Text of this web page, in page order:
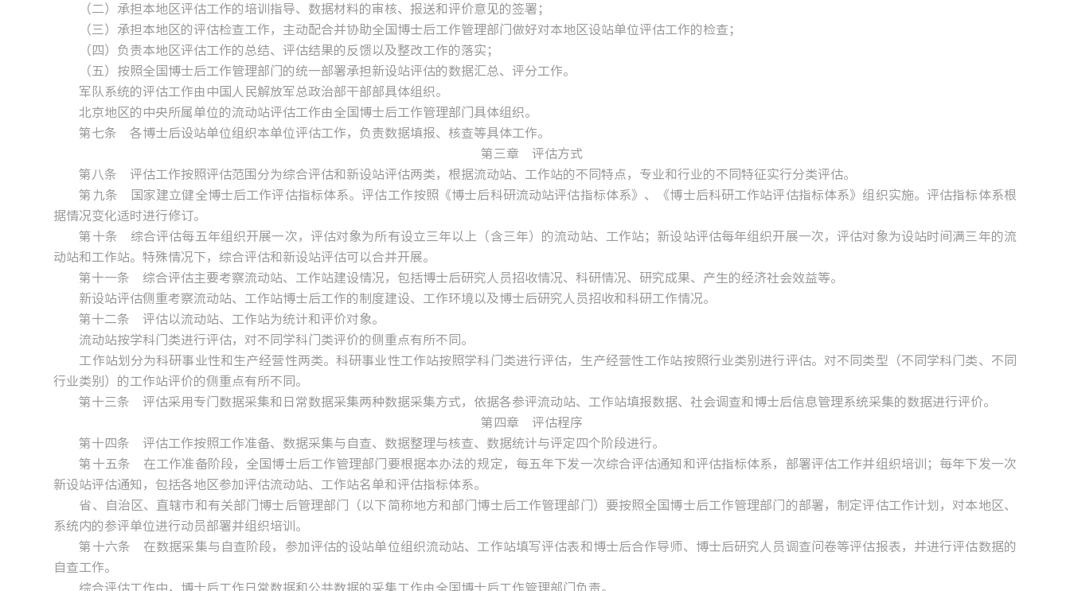
（二）承担本地区评估工作的培训指导、数据材料的审核、报送和评价意见的签署；
（三）承担本地区的评估检查工作，主动配合并协助全国博士后工作管理部门做好对本地区设站单位评估工作的检查；
（四）负责本地区评估工作的总结、评估结果的反馈以及整改工作的落实；
（五）按照全国博士后工作管理部门的统一部署承担新设站评估的数据汇总、评分工作。
军队系统的评估工作由中国人民解放军总政治部干部部具体组织。
北京地区的中央所属单位的流动站评估工作由全国博士后工作管理部门具体组织。
第七条 各博士后设站单位组织本单位评估工作，负责数据填报、核查等具体工作。
第三章 评估方式
第八条 评估工作按照评估范围分为综合评估和新设站评估两类，根据流动站、工作站的不同特点，专业和行业的不同特征实行分类评估。
第九条 国家建立健全博士后工作评估指标体系。评估工作按照《博士后科研流动站评估指标体系》、《博士后科研工作站评估指标体系》组织实施。评估指标体系根
据情况变化适时进行修订。
第十条 综合评估每五年组织开展一次，评估对象为所有设立三年以上（含三年）的流动站、工作站；新设站评估每年组织开展一次，评估对象为设站时间满三年的流
动站和工作站。特殊情况下，综合评估和新设站评估可以合并开展。
第十一条 综合评估主要考察流动站、工作站建设情况，包括博士后研究人员招收情况、科研情况、研究成果、产生的经济社会效益等。
新设站评估侧重考察流动站、工作站博士后工作的制度建设、工作环境以及博士后研究人员招收和科研工作情况。
第十二条 评估以流动站、工作站为统计和评价对象。
流动站按学科门类进行评估，对不同学科门类评价的侧重点有所不同。
工作站划分为科研事业性和生产经营性两类。科研事业性工作站按照学科门类进行评估，生产经营性工作站按照行业类别进行评估。对不同类型（不同学科门类、不同
行业类别）的工作站评价的侧重点有所不同。
第十三条 评估采用专门数据采集和日常数据采集两种数据采集方式，依据各参评流动站、工作站填报数据、社会调查和博士后信息管理系统采集的数据进行评价。
第四章 评估程序
第十四条 评估工作按照工作准备、数据采集与自查、数据整理与核查、数据统计与评定四个阶段进行。
第十五条 在工作准备阶段，全国博士后工作管理部门要根据本办法的规定，每五年下发一次综合评估通知和评估指标体系，部署评估工作并组织培训；每年下发一次
新设站评估通知，包括各地区参加评估流动站、工作站名单和评估指标体系。
省、自治区、直辖市和有关部门博士后管理部门（以下简称地方和部门博士后工作管理部门）要按照全国博士后工作管理部门的部署，制定评估工作计划，对本地区、
系统内的参评单位进行动员部署并组织培训。
第十六条 在数据采集与自查阶段，参加评估的设站单位组织流动站、工作站填写评估表和博士后合作导师、博士后研究人员调查问卷等评估报表，并进行评估数据的
自查工作。
综合评估工作中，博士后工作日常数据和公共数据的采集工作由全国博士后工作管理部门负责。